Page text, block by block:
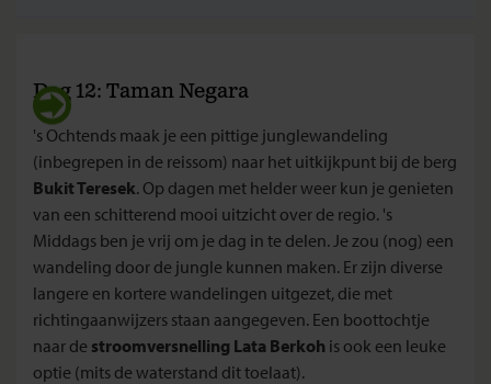
Dag 12: Taman Negara
's Ochtends maak je een pittige junglewandeling
(inbegrepen in de reissom) naar het uitkijkpunt bij de berg
Bukit Teresek. Op dagen met helder weer kun je genieten
van een schitterend mooi uitzicht over de regio. 's
Middags ben je vrij om je dag in te delen. Je zou (nog) een
wandeling door de jungle kunnen maken. Er zijn diverse
langere en kortere wandelingen uitgezet, die met
richtingaanwijzers staan aangegeven. Een boottochtje
naar de stroomversnelling Lata Berkoh is ook een leuke
optie (mits de waterstand dit toelaat).